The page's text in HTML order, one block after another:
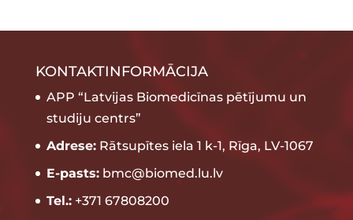
KONTAKTINFORMĀCIJA
APP “Latvijas Biomedicīnas pētījumu un
studiju centrs”
Adrese:Rātsupītes iela 1 k-1, Rīga, LV-1067
E-pasts:bmc@biomed.lu.lv
Tel.:+371 67808200